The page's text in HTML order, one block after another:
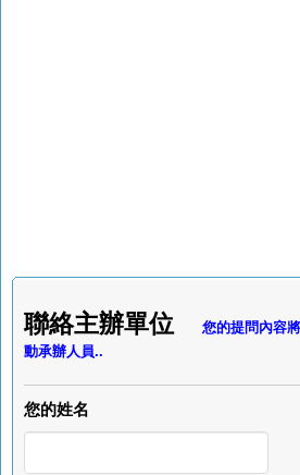
聯絡主辦單位您的提問內容將
動承辦人員..
您的姓名